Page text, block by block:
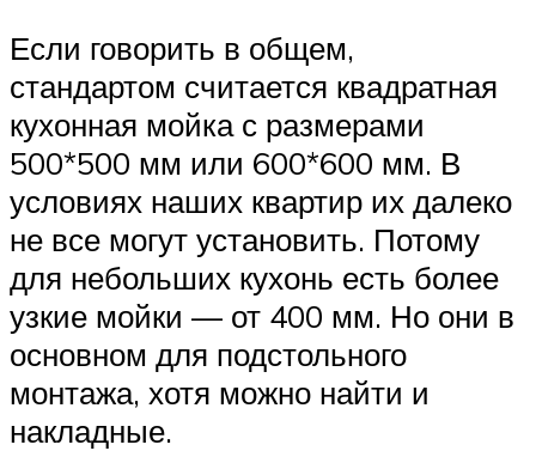
Если говорить в общем,
стандартом считается квадратная
кухонная мойка с размерами
500*500 мм или 600*600 мм. В
условиях наших квартир их далеко
не все могут установить. Потому
для небольших кухонь есть более
узкие мойки — от 400 мм. Но они в
основном для подстольного
монтажа, хотя можно найти и
накладные.